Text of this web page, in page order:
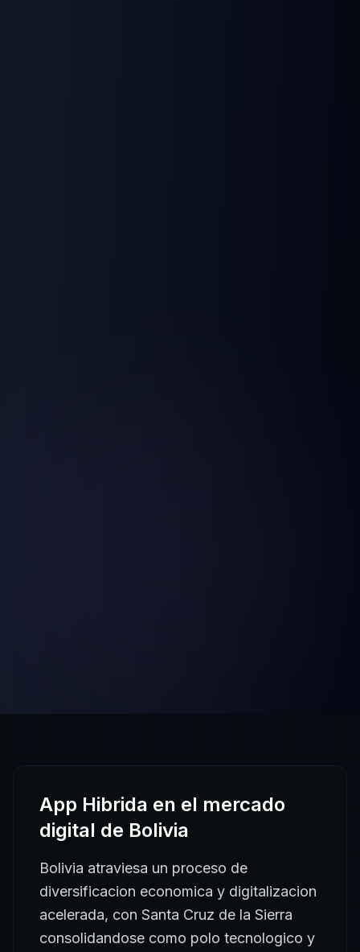
App Hibrida en el mercado
digital de Bolivia
Bolivia atraviesa un proceso de
diversificacion economica y digitalizacion
acelerada, con Santa Cruz de la Sierra
consolidandose como polo tecnologico y